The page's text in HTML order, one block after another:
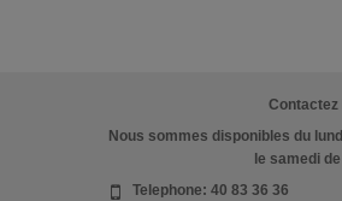
Contactez
Nous sommes disponibles du
le samedi
Telephone: 40 83 36 36